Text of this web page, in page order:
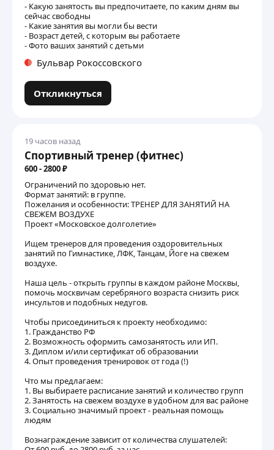
- Какую занятость вы предпочитаете, по каким дням вы
сейчас свободны
- Какие занятия вы могли бы вести
- Возраст детей, с которым вы работаете
- Фото ваших занятий с детьми
Бульвар Рокоссовского
Откликнуться
19 часов назад
Спортивный тренер (фитнес)
600 - 2800 ₽
Ограничений по здоровью нет.
Формат занятий: в группе.
Пожелания и особенности: ТРЕНЕР ДЛЯ ЗАНЯТИЙ НА
СВЕЖЕМ ВОЗДУХЕ
Проект «Московское долголетие»
Ищем тренеров для проведения оздоровительных
занятий по Гимнастике, ЛФК, Танцам, Йоге на свежем
воздухе.
Наша цель - открыть группы в каждом районе Москвы,
помочь москвичам серебряного возраста снизить риск
инсультов и подобных недугов.
Чтобы присоединиться к проекту необходимо:
1. Гражданство РФ
2. Возможность оформить самозанятость или ИП.
3. Диплом и/или сертификат об образовании
4. Опыт проведения тренировок от года (!)
Что мы предлагаем:
1. Вы выбираете расписание занятий и количество групп
2. Занятость на свежем воздухе в удобном для вас районе
3. Социально значимый проект - реальная помощь
людям
Вознаграждение зависит от количества слушателей: